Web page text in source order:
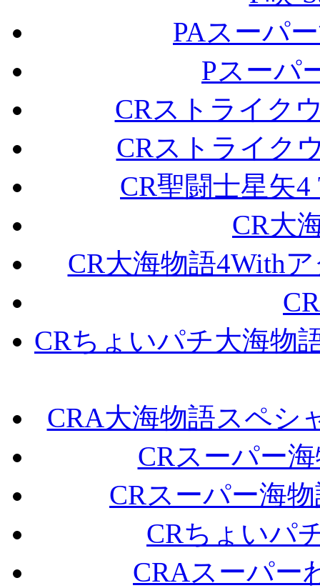
PAスーパ
Pスーパ
CRストライク
CRストライク
CR聖闘士星矢4
CR大
CR大海物語4With
CRちょいパチ大海物
CRA大海物語スペシ
CRスーパー
CRスーパー海
CRちょいパ
CRAスーパー